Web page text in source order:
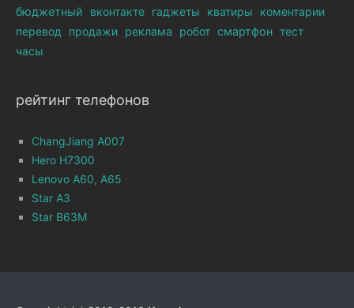
бюджетный
вконтакте гаджеты кватиры
коментарии
перевод
продажи реклама робот смартфон тест
часы
рейтинг телефонов
ChangJiang A007
Hero H7300
Lenovo A60, A65
Star A3
Star B63M